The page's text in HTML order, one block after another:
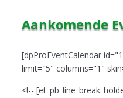
Aankomende
[dpProEventCalendar
limit="5" columns="1"
<!--